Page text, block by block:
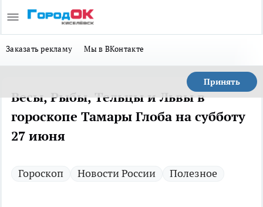
Заказать рекламу Мы в ВКонтакте
Принять
Весы, Рыбы, Тельцы и Львы в
гороскопе Тамары Глоба на субботу
27 июня
Гороскоп Новости России Полезное